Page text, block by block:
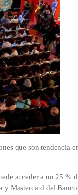
que son tendencia
acceder a un 25 %
y Mastercard del